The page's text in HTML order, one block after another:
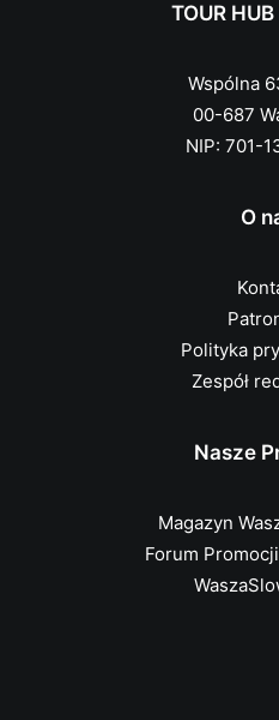
TOUR
Wspólna
00-687
NIP: 701-
O
Polityka
Zespół
Nasze
Magazyn
Forum